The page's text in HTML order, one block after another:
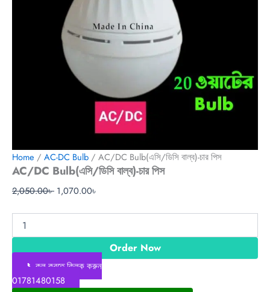
Home / AC-DC Bulb / AC/DC Bulb(এসি/ডিসি বাল্ব)-চার পিস
AC/DC Bulb(এসি/ডিসি বাল্ব)-চার পিস
2,050.00৳ 1,070.00৳
Order Now
📞কল করতে ক্লিক করুন
01781480158